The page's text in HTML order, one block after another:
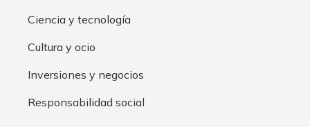
Ciencia y tecnología
Cultura y ocio
Inversiones y negocios
Responsabilidad social